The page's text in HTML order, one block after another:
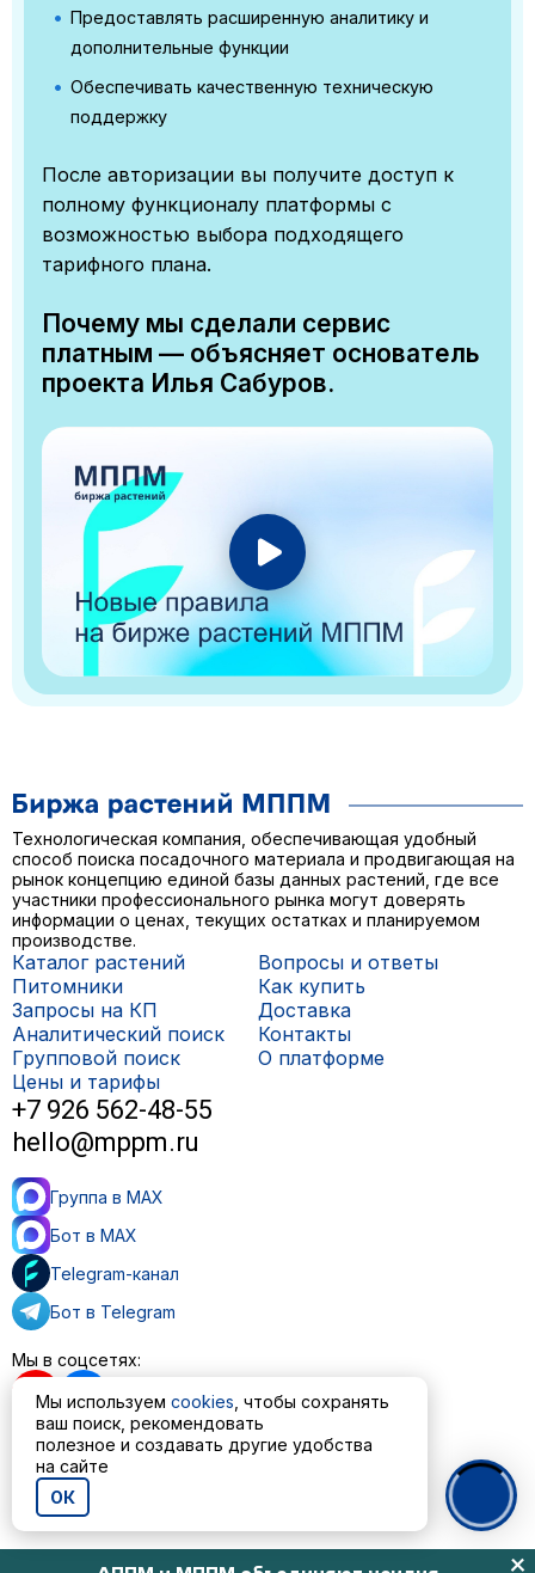
Предоставлять расширенную аналитику и
дополнительные функции
Обеспечивать качественную техническую
поддержку
После авторизации вы получите доступ к
полному функционалу платформы с
возможностью выбора подходящего
тарифного плана.
Почему мы сделали сервис
платным — объясняет основатель
проекта Илья Сабуров.
Технологическая компания, обеспечивающая удобный
способ поиска посадочного материала и продвигающая на
рынок концепцию единой базы данных растений, где все
участники профессионального рынка могут доверять
информации о ценах, текущих остатках и планируемом
производстве.
Каталог растений
Питомники
Запросы на КП
Аналитический поиск
Групповой поиск
Цены и тарифы
Вопросы и ответы
Как купить
Доставка
Контакты
О платформе
+7 926 562-48-55
hello@mppm.ru
Группа в MAX
Бот в MAX
Telegram-канал
Бот в Telegram
Мы в соцсетях:
Пользовательское соглашение
Политика обработки персональных данных
© ООО «МППМ» 2023—2026
Мы используем cookies , чтобы сохранять
ваш поиск, рекомендовать
полезное и создавать другие удобства
на сайте
ОК